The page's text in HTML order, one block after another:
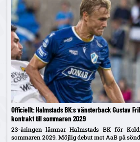
Officiellt: Halmstads BK:s vänsterback Gustav
kontrakt till sommaren 2029
23-åringen lämnar Halmstads BK för
sommaren 2029. Möjlig debut mot AaB på